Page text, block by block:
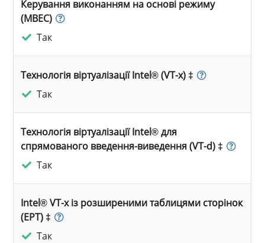
Керування виконанням на основі режиму
(MBEC)
Так
Технологія віртуалізації Intel® (VT-x) ‡
Так
Технологія віртуалізації Intel® для
спрямованого введення-виведення (VT-d) ‡
Так
Intel® VT-x із розширеними таблицями сторінок
(EPT) ‡
Так